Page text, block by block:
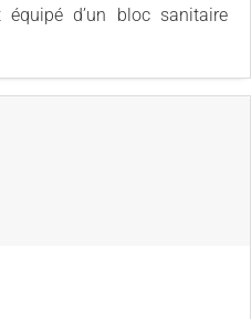
d’un bloc sanitaire